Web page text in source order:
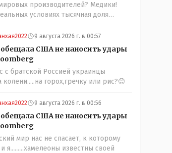
производителей? Медики!
условиях тысячная доля
вакцинированных может иметь
от прививки. Бумага нужна как
не дружащих с школьными
в частности биологии и
Kostanai: Поэтому люди и
и я в том числе своих не
я вам и тем другим людям
действия направленные
частотности появления в популяции
комбинаций генов заслуживают
Мы и без того основательно
естественный отбор.
9 августа 2026 г. в 00:57
США не наносить удары
с братской Россией украинцы
колени.....на горох,гречку или рис?😊
9 августа 2026 г. в 00:56
США не наносить удары
мир нас не спасает, к которому
я.........хамелеоны известны своей